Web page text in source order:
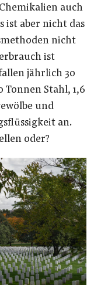
auch
ist aber nicht das
nicht
ist
jährlich 30
Stahl, 1,6
und
an.
oder?